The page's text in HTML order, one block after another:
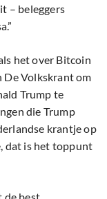
– beleggers
het over Bitcoin
De Volkskrant om
Trump te
die Trump
krantje op
dat is het toppunt